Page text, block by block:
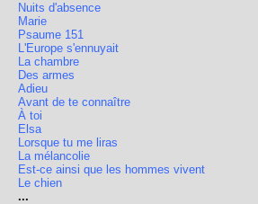
Nuits d'absence
Marie
Psaume 151
L'Europe s'ennuyait
La chambre
Des armes
Adieu
Avant de te connaître
À toi
Elsa
Lorsque tu me liras
La mélancolie
Est-ce ainsi que les hommes vivent
Le chien
...